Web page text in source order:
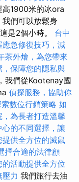
高1900米的冰ora
們可以放鬆身
是2個小時。 台中
急修復技巧，減
茶外燴，為您帶來
保障您的隱私與
我們從Kootenay國
偵探服務，協助你
數位行銷策略 如
為長者打造溫馨
的不同選擇，讓
供全方位的滅鼠
擇合適的法律顧
活動提供全方位
力 我們旅行去油